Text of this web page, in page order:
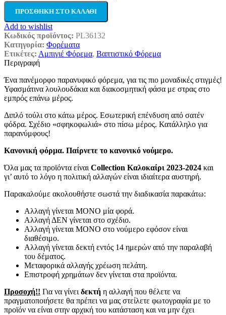
ΠΡΟΣΘΉΚΗ ΣΤΟ ΚΑΛΆΘΙ
Add to wishlist
Κωδικός προϊόντος: PL36132
Κατηγορία: Φορέματα
Ετικέτες: Αμπιγιέ Φόρεμα, Βαπτιστικό Φόρεμα
Περιγραφή
Ένα πανέμορφο παρανυφικό φόρεμα, για τις πιο μοναδικές στιγμές!
Υφασμάτινα λουλουδάκια και διακοσμητική φάσα με στρας στο
εμπρός επάνω μέρος.
Διπλό τούλι στο κάτω μέρος. Εσωτερική επένδυση από σατέν
φόδρα. Σχέδιο «σφηκοφωλιά» στο πίσω μέρος. Κατάλληλο για
παρανύμφους!
Κανονική φόρμα. Παίρνετε το κανονικό νούμερο.
Όλα μας τα προϊόντα είναι Collection Καλοκαίρι 2023-2024 και
γι’ αυτό το λόγο η πολιτική αλλαγών είναι ιδιαίτερα αυστηρή.
Παρακαλούμε ακολουθήστε σωστά την διαδικασία παρακάτω:
Αλλαγή γίνεται ΜΟΝΟ μία φορά.
Αλλαγή ΔΕΝ γίνεται στο σχέδιο.
Αλλαγή γίνεται ΜΟΝΟ στο νούμερο εφόσον είναι
διαθέσιμο.
Αλλαγή γίνεται δεκτή εντός 14 ημερών από την παραλαβή
του δέματος.
Μεταφορικά αλλαγής χρέωση πελάτη.
Επιστροφή χρημάτων δεν γίνεται στα προϊόντα.
Προσοχή!! Για να γίνει δεκτή η αλλαγή που θέλετε να
πραγματοποιήσετε θα πρέπει να μας στείλετε φωτογραφία με το
προϊόν να είναι στην αρχική του κατάσταση και να μην έχει